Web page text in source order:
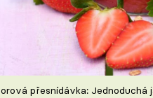
přesnídávka: Jednoduchá